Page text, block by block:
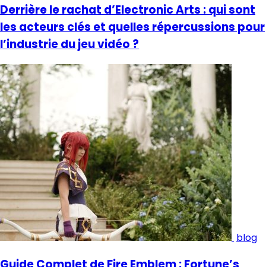
Derrière le rachat d’Electronic Arts : qui sont
les acteurs clés et quelles répercussions pour
l’industrie du jeu vidéo ?
blog